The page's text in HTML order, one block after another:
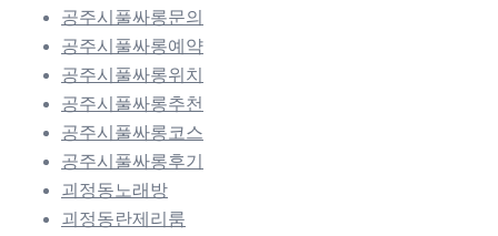
공주시풀싸롱문의
공주시풀싸롱예약
공주시풀싸롱위치
공주시풀싸롱추천
공주시풀싸롱코스
공주시풀싸롱후기
괴정동노래방
괴정동란제리룸